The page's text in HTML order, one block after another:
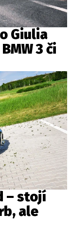
Giulia
3 či
– stojí
ale